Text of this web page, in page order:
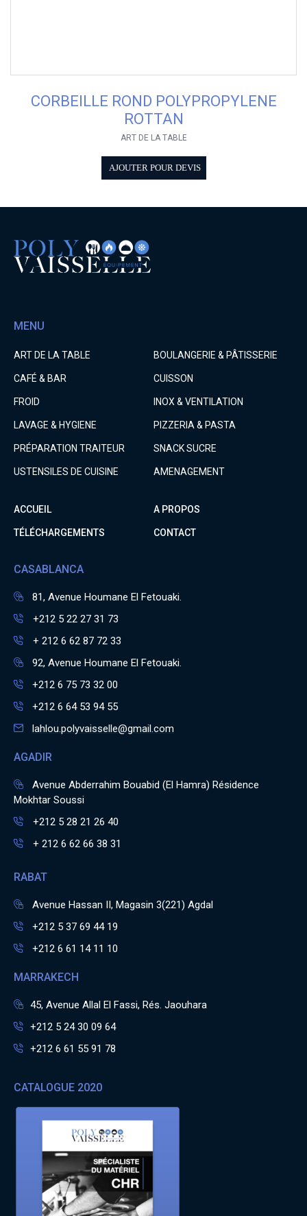
CORBEILLE ROND POLYPROPYLENE
ROTTAN
ART DE LA TABLE
AJOUTER POUR DEVIS
MENU
ART DE LA TABLE BOULANGERIE & PÂTISSERIE
CAFÉ & BAR CUISSON
FROID INOX & VENTILATION
LAVAGE & HYGIENE PIZZERIA & PASTA
PRÉPARATION TRAITEUR SNACK SUCRE
USTENSILES DE CUISINE AMENAGEMENT
ACCUEIL A PROPOS
TÉLÉCHARGEMENTS CONTACT
CASABLANCA
81, Avenue Houmane El Fetouaki.
+212 5 22 27 31 73
+ 212 6 62 87 72 33
92, Avenue Houmane El Fetouaki.
+212 6 75 73 32 00
+212 6 64 53 94 55
lahlou.polyvaisselle@gmail.com
AGADIR
Avenue Abderrahim Bouabid (El Hamra) Résidence
Mokhtar Soussi
+212 5 28 21 26 40
+ 212 6 62 66 38 31
RABAT
Avenue Hassan II, Magasin 3(221) Agdal
+212 5 37 69 44 19
+212 6 61 14 11 10
MARRAKECH
45, Avenue Allal El Fassi, Rés. Jaouhara
+212 5 24 30 09 64
+212 6 61 55 91 78
CATALOGUE 2020